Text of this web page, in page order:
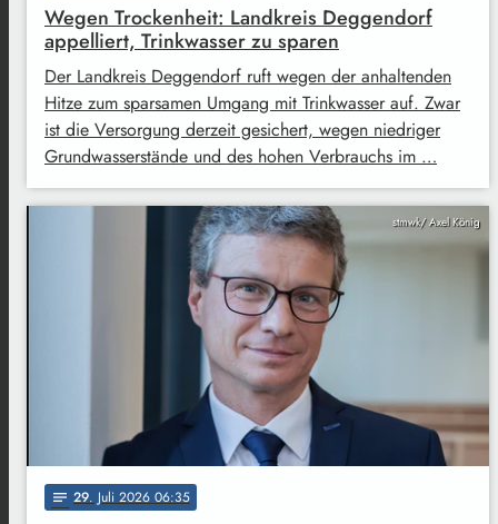
Wegen Trockenheit: Landkreis Deggendorf
appelliert, Trinkwasser zu sparen
Der Landkreis Deggendorf ruft wegen der anhaltenden
Hitze zum sparsamen Umgang mit Trinkwasser auf. Zwar
ist die Versorgung derzeit gesichert, wegen niedriger
Grundwasserstände und des hohen Verbrauchs im …
stmwk/ Axel König
notes 29. Juli 2026 06:35